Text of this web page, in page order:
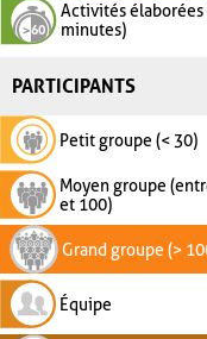
Activités élaborées
minutes)
PARTICIPANTS
Petit groupe (< 30)
Moyen groupe
et 100)
Grand groupe (>
Équipe